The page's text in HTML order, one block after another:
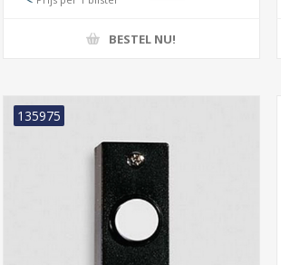
BESTEL NU!
135975